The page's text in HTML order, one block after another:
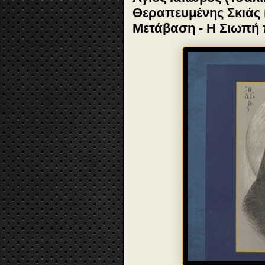
Θεραπευμένης Σκιάς
Μετάβαση - Η Σιωπή